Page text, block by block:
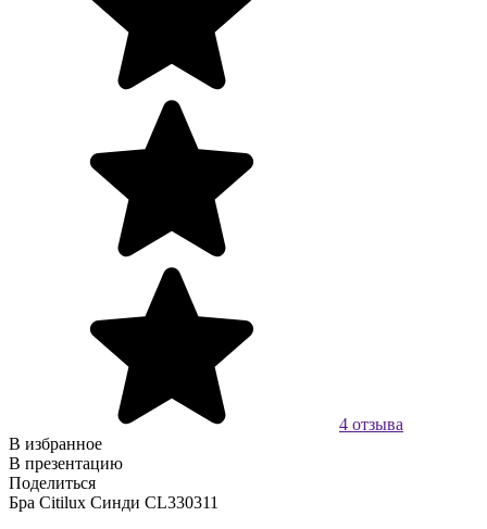
4 отзыва
В избранное
В презентацию
Поделиться
Бра Citilux Синди CL330311